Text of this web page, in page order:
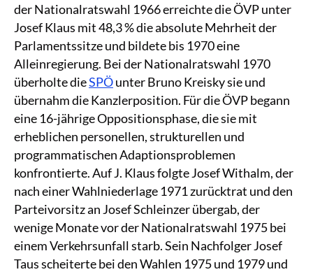
der Nationalratswahl 1966 erreichte die ÖVP unter
Josef Klaus mit 48,3 % die absolute Mehrheit der
Parlamentssitze und bildete bis 1970 eine
Alleinregierung. Bei der Nationalratswahl 1970
überholte dieSPÖunter Bruno Kreisky sie und
übernahm die Kanzlerposition. Für die ÖVP begann
eine 16-jährige Oppositionsphase, die sie mit
erheblichen personellen, strukturellen und
programmatischen Adaptionsproblemen
konfrontierte. Auf J. Klaus folgte Josef Withalm, der
nach einer Wahlniederlage 1971 zurücktrat und den
Parteivorsitz an Josef Schleinzer übergab, der
wenige Monate vor der Nationalratswahl 1975 bei
einem Verkehrsunfall starb. Sein Nachfolger Josef
Taus scheiterte bei den Wahlen 1975 und 1979 und